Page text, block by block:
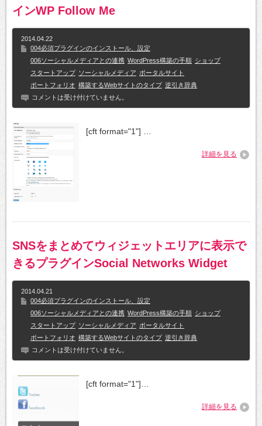
インWP Follow Me
2014.04.22
004必須プラグインのインストール、設定
006ソーシャルメディアとの連携 WordPress構築の手順 ショップ
スタートアップ ソーシャルメディア ポータルサイト
ポートフォリオ 構築するWebサイトのタイプ 逆引き辞典
コメントは受け付けていません。
[cft format="1"] …
詳細を見る
SNSをまとめてウィジェットエリアに表示で
きるプラグインSocial Networks Widget
2014.04.21
004必須プラグインのインストール、設定
006ソーシャルメディアとの連携 WordPress構築の手順 ショップ
スタートアップ ソーシャルメディア ポータルサイト
ポートフォリオ 構築するWebサイトのタイプ 逆引き辞典
コメントは受け付けていません。
[cft format="1"]…
詳細を見る